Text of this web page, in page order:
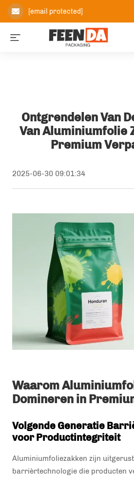
[email protected]
Ontgrendelen Van
Van Aluminiumfolie
Premium
2025-06-30 09:01:34
Waarom
Domineren in
Volgende Generatie
voor Productintegriteit
Aluminiumfoliezakken zijn
barrièrtechnologie die producten